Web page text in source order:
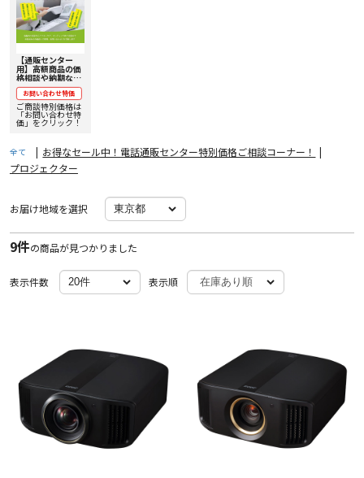
【通販センター
用】高額商品の価
格相談や納期など
はこちらから！
Victor、
DENON、
marantz、
LUXMAN、
お問い合わせ特価
ご商談特別価格は
「お問い合わせ特
価」をクリック！
全て | お得なセール中！電話通販センター特別価格ご相談コーナー！
|
プロジェクター
お届け地域を選択
9件の商品が見つかりました
表示件数 表示順